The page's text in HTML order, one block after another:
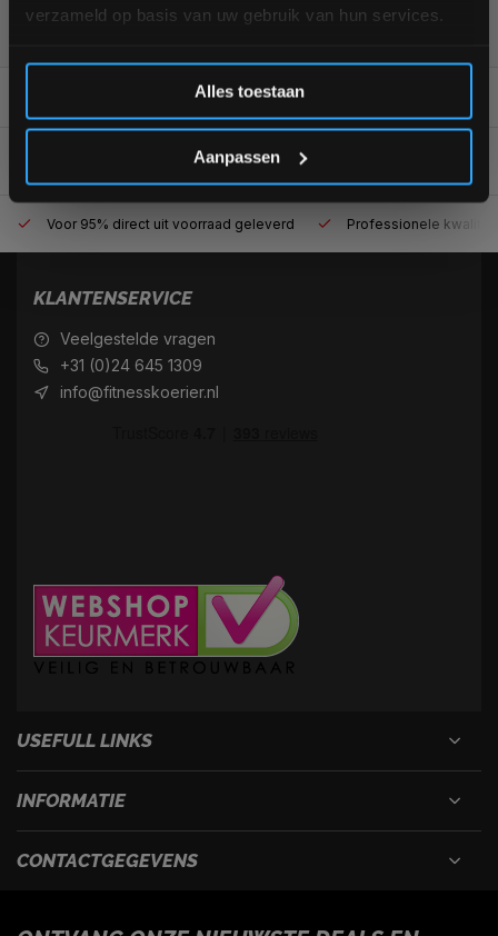
verzameld op basis van uw gebruik van hun services.
Alles toestaan
Aanpassen
355 customers give us a 4,7/5 at
0/10
Voor 95% direct uit voorraad geleverd Professionele
KLANTENSERVICE
Veelgestelde vragen
+31 (0)24 645 1309
info@fitnesskoerier.nl
USEFULL LINKS
INFORMATIE
CONTACTGEGEVENS
Inschrijven
*Verzendkosten vallen buiten de korting